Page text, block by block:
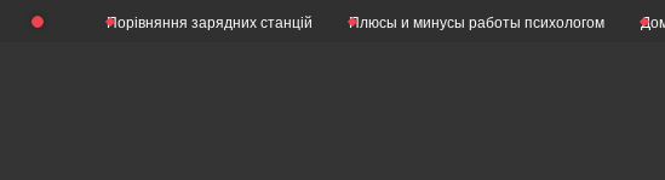
Skip
Порівняння зарядних станцій Плюсы и минусы работы психологом Домашняя